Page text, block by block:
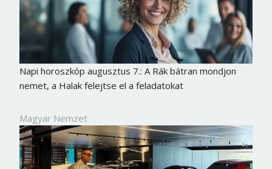
Napi horoszkóp augusztus 7.: A Rák bátran mondjon
nemet, a Halak felejtse el a feladatokat
Magyar Nemzet